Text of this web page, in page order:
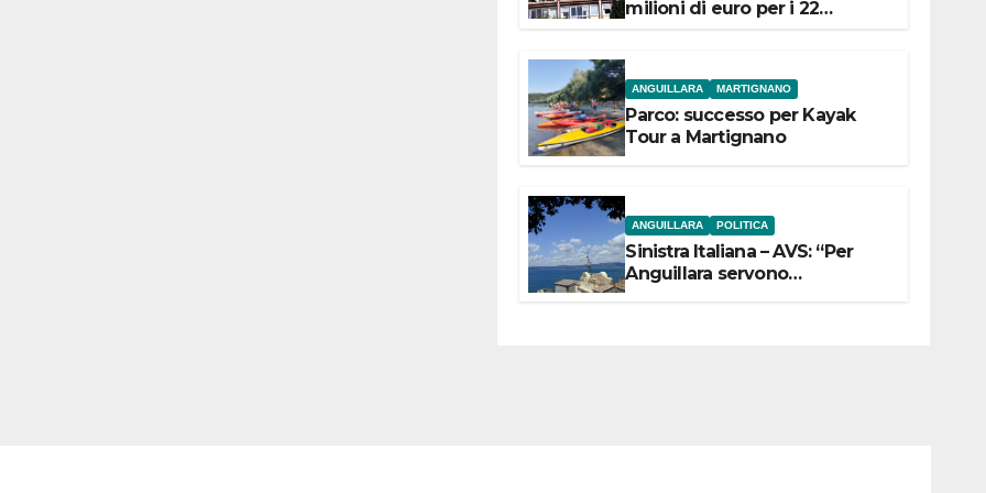
milioni di euro per i 22
ANGUILLARA MARTIGNANO
Parco: successo per Kayak
Tour a Martignano
ANGUILLARA POLITICA
Sinistra Italiana – AVS: “Per
Anguillara servono